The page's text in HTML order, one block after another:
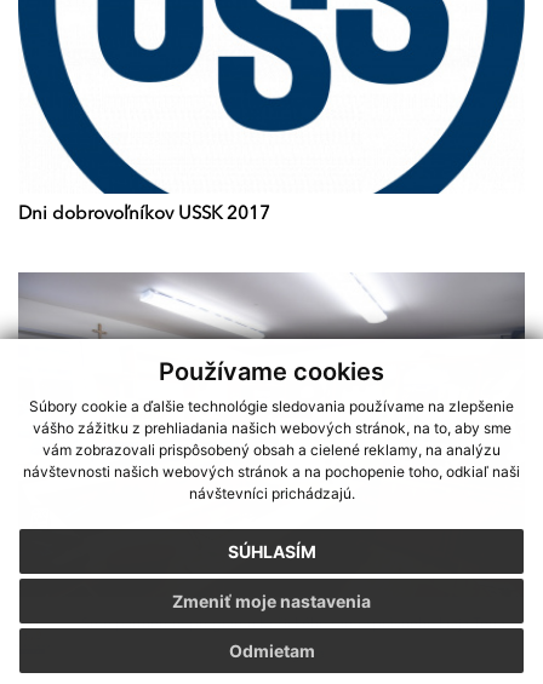
Používame cookies
Súbory cookie a ďalšie technológie sledovania používame na zlepšenie
vášho zážitku z prehliadania našich webových stránok, na to, aby sme
vám zobrazovali prispôsobený obsah a cielené reklamy, na analýzu
návštevnosti našich webových stránok a na pochopenie toho, odkiaľ naši
návštevníci prichádzajú.
SÚHLASÍM
Odmietam
Zmeniť moje nastavenia
Sme partnerom programu Košického samosprávneho kraja Terra
Incognita
Dni dobrovoľníkov USSK 2017
Nové priestory mladých železničiarov v novej staničnej